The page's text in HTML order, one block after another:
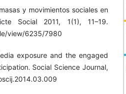
y movimientos sociales en
Social 2011, 1(1), 11–19.
view/6235/7980
exposure and the engaged
Social Science Journal,